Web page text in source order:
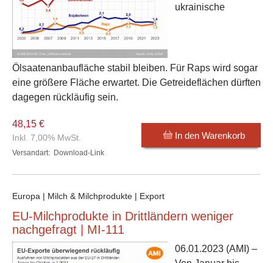
ukrainische
Ölsaatenanbaufläche stabil bleiben. Für Raps wird sogar
eine größere Fläche erwartet. Die Getreideflächen dürften
dagegen rückläufig sein.
48,15 €
Inkl. 7,00% MwSt.
Versandart: Download-Link
In den Warenkorb
Europa | Milch & Milchprodukte | Export
EU-Milchprodukte in Drittländern weniger
nachgefragt | MI-111
06.01.2023 (AMI) –